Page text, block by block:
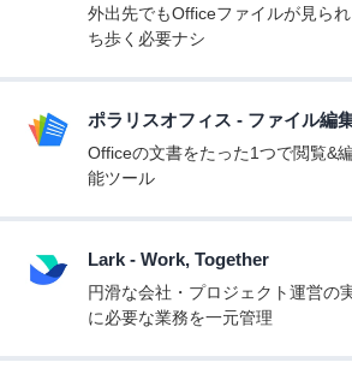
外出先でもOfficeファイルが見ら
ち歩く必要ナシ
ポラリスオフィス - ファイル編
Officeの文書をたった1つで閲覧&
能ツール
Lark - Work, Together
円滑な会社・プロジェクト運営
に必要な業務を一元管理